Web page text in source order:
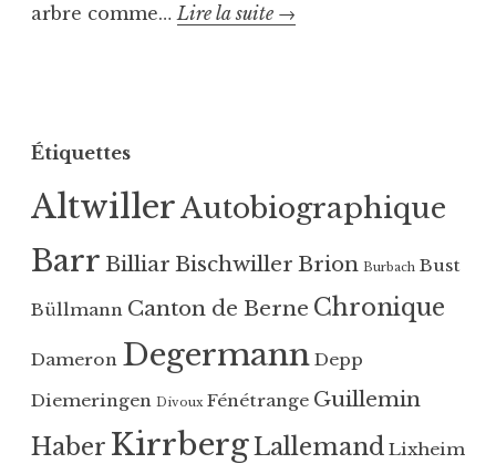
z
arbre comme…Lire la suite En
→
l
é
a
s
n
c
u
C
n
q
u
Étiquettes
AltwillerAutobiographique
Barr Billiar Bischwiller Brion Burbach Bust
Büllmann Canton de Berne Chronique
Dameron Degermann Depp
Diemeringen Divoux Fénétrange Guillemin
Haber KirrbergLallemand Lixheim